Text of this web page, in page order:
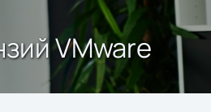
VMware